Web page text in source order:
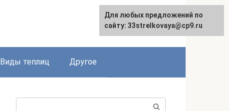
Виды теплиц Другое
Для любых предложений по
сайту: 33strelkovaya@cp9.ru